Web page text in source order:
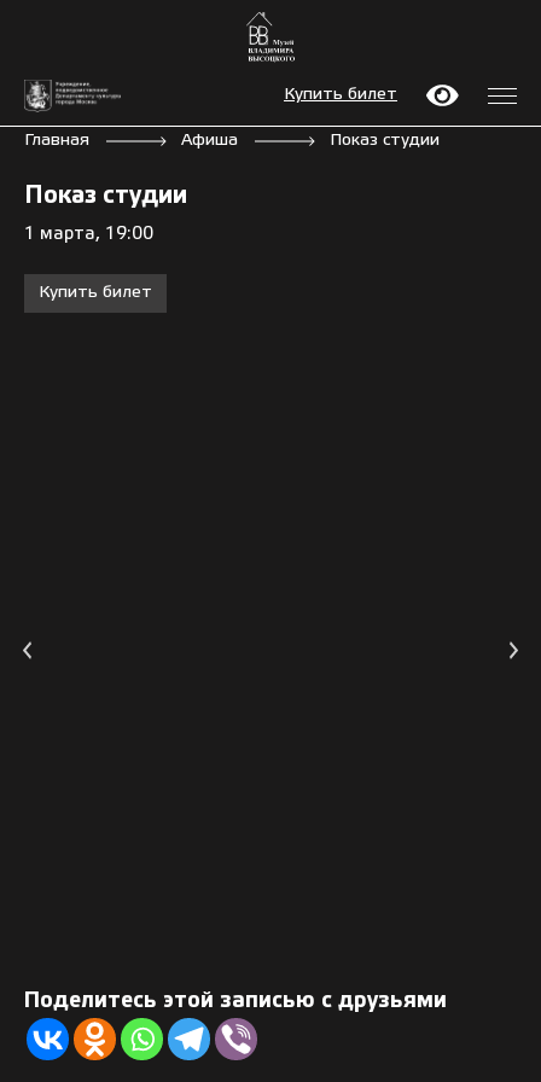
Купить билет
Главная Афиша Показ студии
Показ студии
1 марта, 19:00
Купить билет
Поделитесь этой записью с друзьями